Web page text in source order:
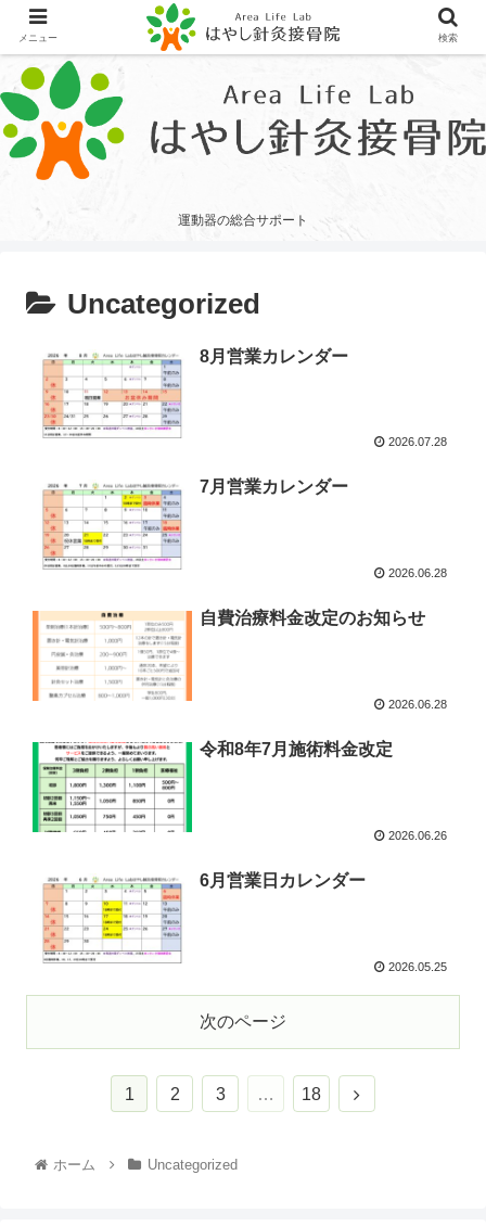
運動器の総合サポート
Uncategorized
8月営業カレンダー
2026.07.28
7月営業カレンダー
2026.06.28
自費治療料金改定のお知らせ
2026.06.28
令和8年7月施術料金改定
2026.06.26
6月営業日カレンダー
2026.05.25
次のページ
1 2 3 … 18
ホーム Uncategorized
メニュー 検索